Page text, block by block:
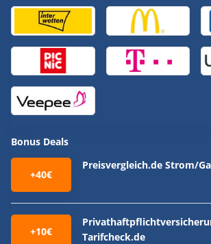
Bonus Deals
+40€
Preisvergleich.de Strom/
+10€
Tarifcheck.de